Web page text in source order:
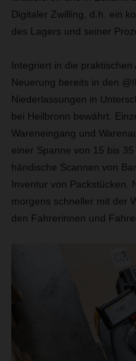
Digitaler Zwilling, d.h. ein
des Lagers und seiner
Integriert in die
Neuerung bereits in den
Niederlassungen in
bei Heilbronn bewährt.
Wareneingang und
einer Spanne von 15 bis
händische Scannen von
Inventur von Packstücken.
morgens schneller mit der
den Fahrerinnen und